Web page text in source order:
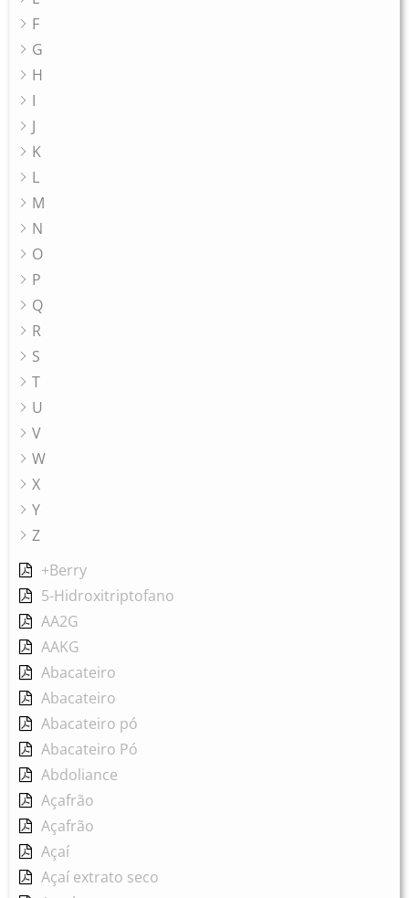
F
G
H
I
J
K
L
M
N
O
P
Q
R
S
T
U
V
W
X
Y
Z
+Berry
5-Hidroxitriptofano
AA2G
AAKG
Abacateiro
Abacateiro
Abacateiro pó
Abacateiro Pó
Abdoliance
Açafrão
Açafrão
Açaí
Açaí extrato seco